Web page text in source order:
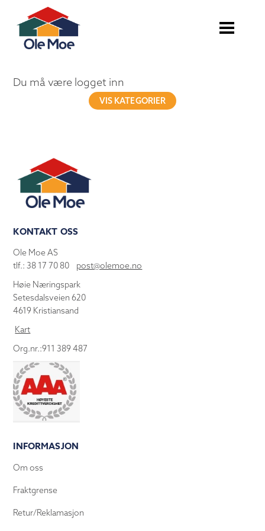
Du må være logget inn
VIS KATEGORIER
KONTAKT OSS
Ole Moe AS
tlf.: 38 17 70 80 post@olemoe.no
Høie Næringspark
Setesdalsveien 620
4619 Kristiansand
Kart
Org.nr.:911 389 487
INFORMASJON
Om oss
Fraktgrense
Retur/Reklamasjon